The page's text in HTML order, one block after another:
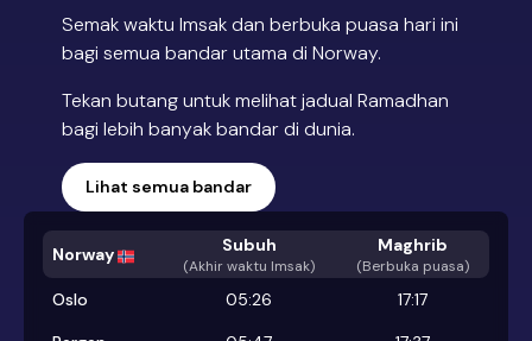
Semak waktu Imsak dan berbuka puasa hari ini
bagi semua bandar utama di Norway.
Tekan butang untuk melihat jadual Ramadhan
bagi lebih banyak bandar di dunia.
Lihat semua bandar
Norway Subuh
(Akhir waktu Imsak)
Maghrib
(Berbuka puasa)
Oslo 05:26
17:17